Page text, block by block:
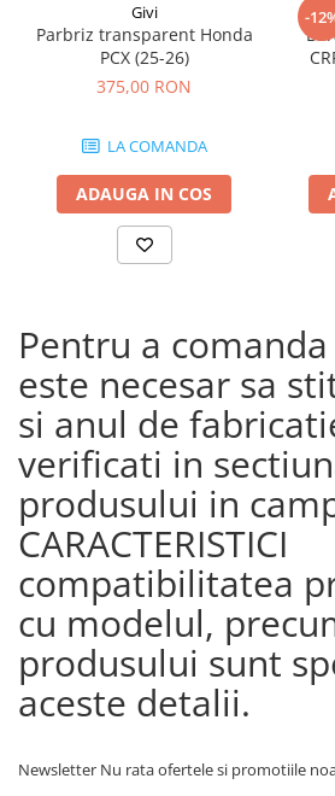
Givi
Parbriz transparent Honda
PCX (25-26)
375,00 RON
LA COMANDA
ADAUGA IN COS
-
Pentru a
este necesar sa
si anul de
verificati in
produsului in
CARACTERISTICI
compatibilitatea
cu modelul,
produsului sunt
aceste detalii.
Newsletter Nu rata ofertele si promotiile